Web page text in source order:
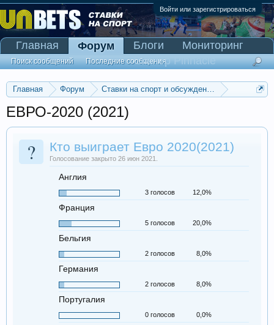
Войти или зарегистрироваться
Главная Форум
Ставки на спорт и обсуждение спортивных
ЕВРО-2020 (2021)
? Кто выиграет Евро 2020(2021)
Голосование закрыто 26 июн 2021.
Англия
3 голосов 12,0%
Франция
5 голосов 20,0%
Бельгия
2 голосов 8,0%
Германия
2 голосов 8,0%
Португалия
0 голосов 0,0%
Главная Форум
Поиск сообщений Последние сообщения
Блоги
Мониторинг
Сканер Pinnacle